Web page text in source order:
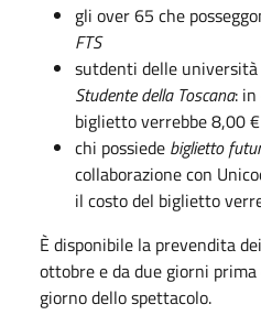
gli over 65 che
FTS
sutdenti delle università
Studente della Toscana:
biglietto verrebbe 8,00 €
chi possiede biglietto
collaborazione con
il costo del biglietto
È disponibile la prevendita
ottobre e da due giorni
giorno dello spettacolo.